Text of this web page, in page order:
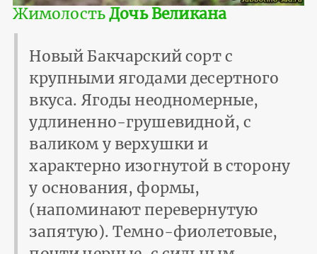
ЖимолостьДочь Великана
Новый Бакчарский сорт с
крупными ягодами десертного
вкуса. Ягоды неодномерные,
удлиненно-грушевидной, с
валиком у верхушки и
характерно изогнутой в сторону
у основания, формы,
(напоминают перевернутую
запятую). Темно-фиолетовые,